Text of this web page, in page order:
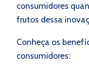
consumidores
frutos dessa
Conheça os
consumidores: